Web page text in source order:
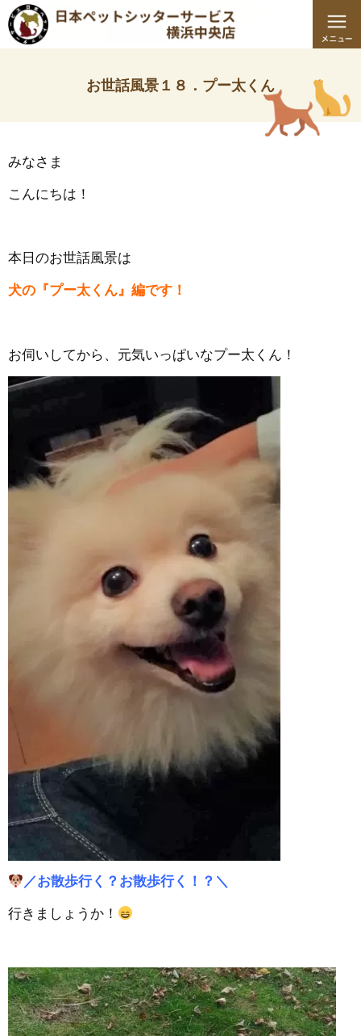
お世話風景１８．プー太くん
みなさま
こんにちは！
本日のお世話風景は
犬の『プー太くん』編です！
お伺いしてから、元気いっぱいなプー太くん！
／お散歩行く？お散歩行く！？＼
行きましょうか！